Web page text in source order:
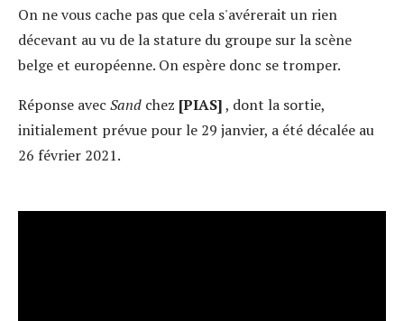
On ne vous cache pas que cela s'avérerait un rien
décevant au vu de la stature du groupe sur la scène
belge et européenne. On espère donc se tromper.
Réponse avec Sand chez [PIAS], dont la sortie,
initialement prévue pour le 29 janvier, a été décalée au
26 février 2021.